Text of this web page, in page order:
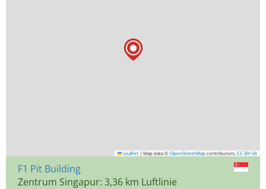
Leaflet | Map data © OpenStreetMap contributors, CC-BY-SA
F1 Pit Building
Zentrum Singapur: 3,36 km Luftlinie